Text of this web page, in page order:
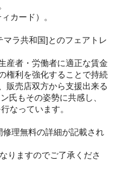
カード）。
ラ共和国]とのフェアトレ
産者・労働者に適正な賃金
権利を強化することで持続
販売店双方から支援出来る
氏もその姿勢に共感し、
なっています。
理無料の詳細が記載され
りますのでご了承くださ